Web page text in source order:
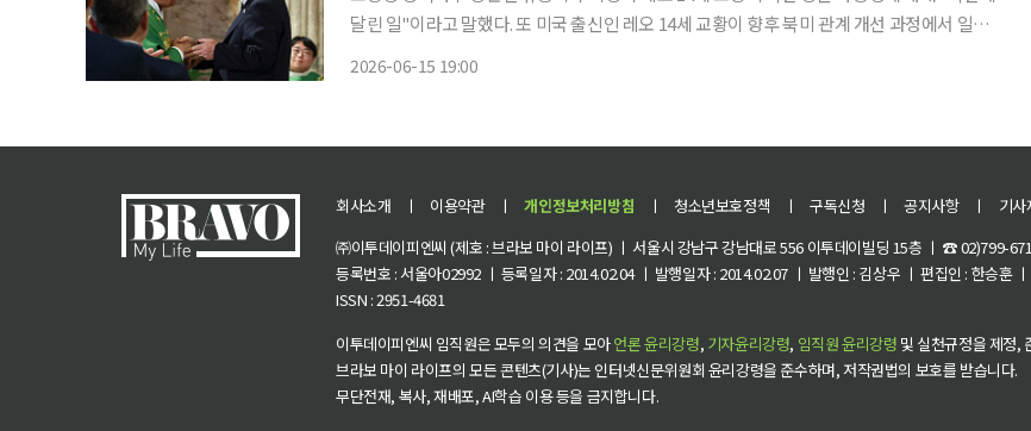
달린 일"이라고 말했다. 또 미국 출신인 레오 14세 교황이 향후 북미 관계 개선 과정에서 일정
2026-06-15 19:00
회사소개 ㅣ 이용약관 ㅣ 개인정보처리방침 ㅣ 청소년보호정책 ㅣ 구독신청 ㅣ 공지사항 ㅣ 기
㈜이투데이피엔씨 (제호 : 브라보 마이 라이프) ㅣ 서울시 강남구 강남대로 556 이투데이빌딩 15층 ㅣ ☎ 02)799-
등록번호 : 서울아02992 ㅣ 등록일자 : 2014.02.04 ㅣ 발행일자 : 2014.02.07 ㅣ 발행인 : 김상우 ㅣ 편집인 : 한승훈
ISSN : 2951-4681
이투데이피엔씨 임직원은 모두의 의견을 모아언론 윤리강령, 기자윤리강령, 임직원 윤리강령 및 실천규정을 제정,
브라보 마이 라이프의 모든 콘텐츠(기사)는 인터넷신문위원회 윤리강령을 준수하며, 저작권법의 보호를 받습니다.
무단전재, 복사, 재배포, AI학습 이용 등을 금지합니다.